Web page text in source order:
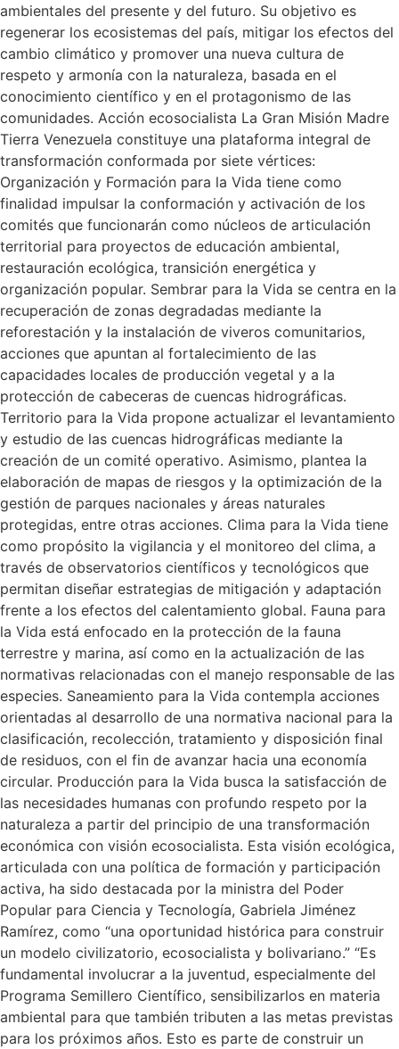
ambientales del presente y del futuro. Su objetivo es
regenerar los ecosistemas del país, mitigar los efectos del
cambio climático y promover una nueva cultura de
respeto y armonía con la naturaleza, basada en el
conocimiento científico y en el protagonismo de las
comunidades. Acción ecosocialista La Gran Misión Madre
Tierra Venezuela constituye una plataforma integral de
transformación conformada por siete vértices:
Organización y Formación para la Vida tiene como
finalidad impulsar la conformación y activación de los
comités que funcionarán como núcleos de articulación
territorial para proyectos de educación ambiental,
restauración ecológica, transición energética y
organización popular. Sembrar para la Vida se centra en la
recuperación de zonas degradadas mediante la
reforestación y la instalación de viveros comunitarios,
acciones que apuntan al fortalecimiento de las
capacidades locales de producción vegetal y a la
protección de cabeceras de cuencas hidrográficas.
Territorio para la Vida propone actualizar el levantamiento
y estudio de las cuencas hidrográficas mediante la
creación de un comité operativo. Asimismo, plantea la
elaboración de mapas de riesgos y la optimización de la
gestión de parques nacionales y áreas naturales
protegidas, entre otras acciones. Clima para la Vida tiene
como propósito la vigilancia y el monitoreo del clima, a
través de observatorios científicos y tecnológicos que
permitan diseñar estrategias de mitigación y adaptación
frente a los efectos del calentamiento global. Fauna para
la Vida está enfocado en la protección de la fauna
terrestre y marina, así como en la actualización de las
normativas relacionadas con el manejo responsable de las
especies. Saneamiento para la Vida contempla acciones
orientadas al desarrollo de una normativa nacional para la
clasificación, recolección, tratamiento y disposición final
de residuos, con el fin de avanzar hacia una economía
circular. Producción para la Vida busca la satisfacción de
las necesidades humanas con profundo respeto por la
naturaleza a partir del principio de una transformación
económica con visión ecosocialista. Esta visión ecológica,
articulada con una política de formación y participación
activa, ha sido destacada por la ministra del Poder
Popular para Ciencia y Tecnología, Gabriela Jiménez
Ramírez, como “una oportunidad histórica para construir
un modelo civilizatorio, ecosocialista y bolivariano.” “Es
fundamental involucrar a la juventud, especialmente del
Programa Semillero Científico, sensibilizarlos en materia
ambiental para que también tributen a las metas previstas
para los próximos años. Esto es parte de construir un